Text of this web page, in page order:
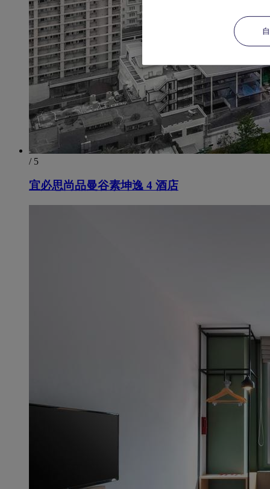
/ 5
宜必思尚品曼谷素坤逸 4 酒店